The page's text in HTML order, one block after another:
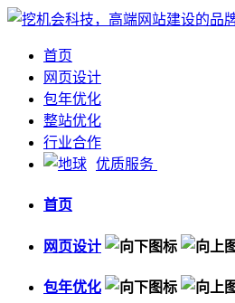
首页
网页设计
包年优化
整站优化
行业合作
优质服务
首页
网页设计
包年优化